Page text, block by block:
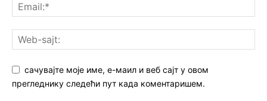
сачувајте моје име, е-маил и веб сајт у овом
прегледнику следећи пут када коментаришем.